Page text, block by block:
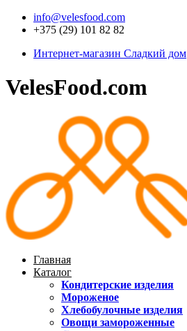
info@velesfood.com
+375 (29) 101 82 82
Интернет-магазин Сладкий дом
VelesFood.com
Главная
Каталог
Кондитерские изделия
Мороженое
Хлебобулочные изделия
Овощи замороженные